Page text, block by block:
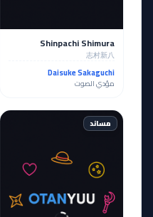
Shinpachi Shimura
志村新八
Daisuke Sakaguchi
مؤدي الصوت
مساند